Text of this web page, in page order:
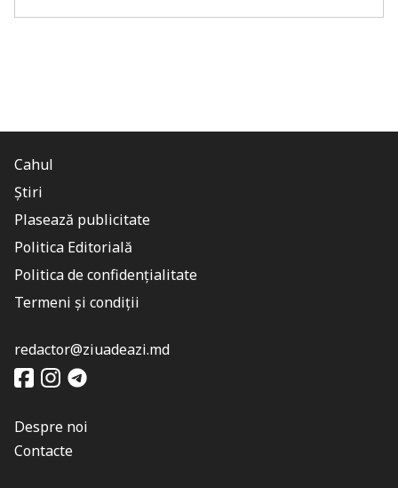
Cahul
Știri
Plasează publicitate
Politica Editorială
Politica de confidențialitate
Termeni și condiții
redactor@ziuadeazi.md
Despre noi
Contacte